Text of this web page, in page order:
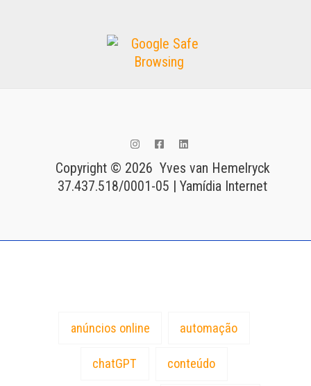
Copyright © 2026 Yves van Hemelryck
37.437.518/0001-05 | Yamídia Internet
anúncios online automação
chatGPT conteúdo